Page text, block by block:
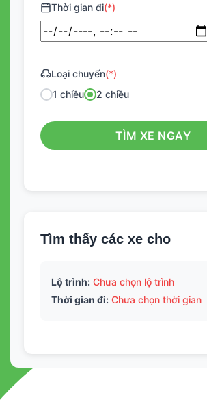
Thời gian đi(*)
Loại chuyến(*)
1 chiều
2 chiều
TÌM XE NGAY
Tìm thấy các xe cho
Lộ trình: Chưa chọn lộ trình
Thời gian đi: Chưa chọn thời gian